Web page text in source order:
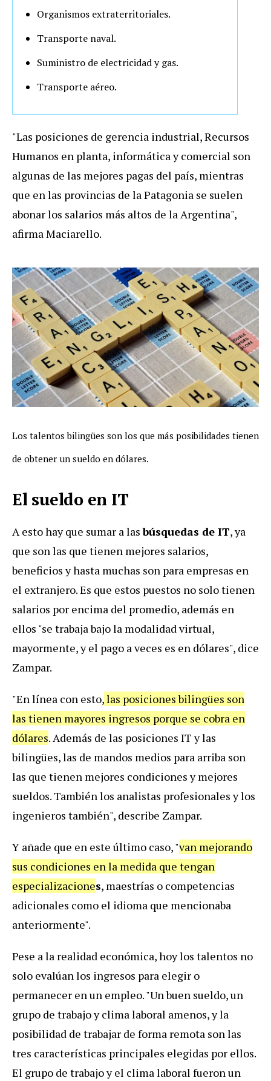
Organismos extraterritoriales.
Transporte naval.
Suministro de electricidad y gas.
Transporte aéreo.
"Las posiciones de gerencia industrial, Recursos
Humanos en planta, informática y comercial son
algunas de las mejores pagas del país, mientras
que en las provincias de la Patagonia se suelen
abonar los salarios más altos de la Argentina",
afirma Maciarello.
Los talentos bilingües son los que más posibilidades tienen
de obtener un sueldo en dólares.
El sueldo en IT
A esto hay que sumar a lasbúsquedas de IT, ya
que son las que tienen mejores salarios,
beneficios y hasta muchas son para empresas en
el extranjero. Es que estos puestos no solo tienen
salarios por encima del promedio, además en
ellos "se trabaja bajo la modalidad virtual,
mayormente, y el pago a veces es en dólares", dice
Zampar.
"En línea con esto,las posiciones bilingües son
las tienen mayores ingresos porque se cobra en
dólares. Además de las posiciones IT y las
bilingües, las de mandos medios para arriba son
las que tienen mejores condiciones y mejores
sueldos. También los analistas profesionales y los
ingenieros también", describe Zampar.
Y añade que en este último caso, "van mejorando
sus condiciones en la medida que tengan
especializaciones, maestrías o competencias
adicionales como el idioma que mencionaba
anteriormente".
Pese a la realidad económica, hoy los talentos no
solo evalúan los ingresos para elegir o
permanecer en un empleo. "Un buen sueldo, un
grupo de trabajo y clima laboral amenos, y la
posibilidad de trabajar de forma remota son las
tres características principales elegidas por ellos.
El grupo de trabajo y el clima laboral fueron un